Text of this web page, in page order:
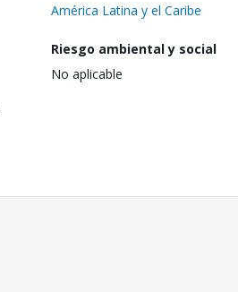
América Latina y el Caribe
Riesgo ambiental y social
No aplicable